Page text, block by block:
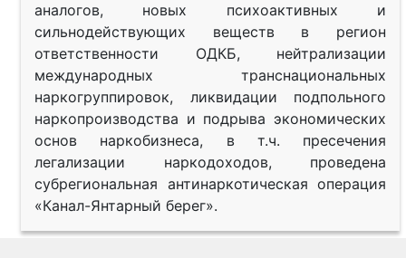
аналогов, новых психоактивных и
сильнодействующих веществ в регион
ответственности ОДКБ, нейтрализации
международных транснациональных
наркогруппировок, ликвидации подпольного
наркопроизводства и подрыва экономических
основ наркобизнеса, в т.ч. пресечения
легализации наркодоходов, проведена
субрегиональная антинаркотическая операция
«Канал-Янтарный берег».